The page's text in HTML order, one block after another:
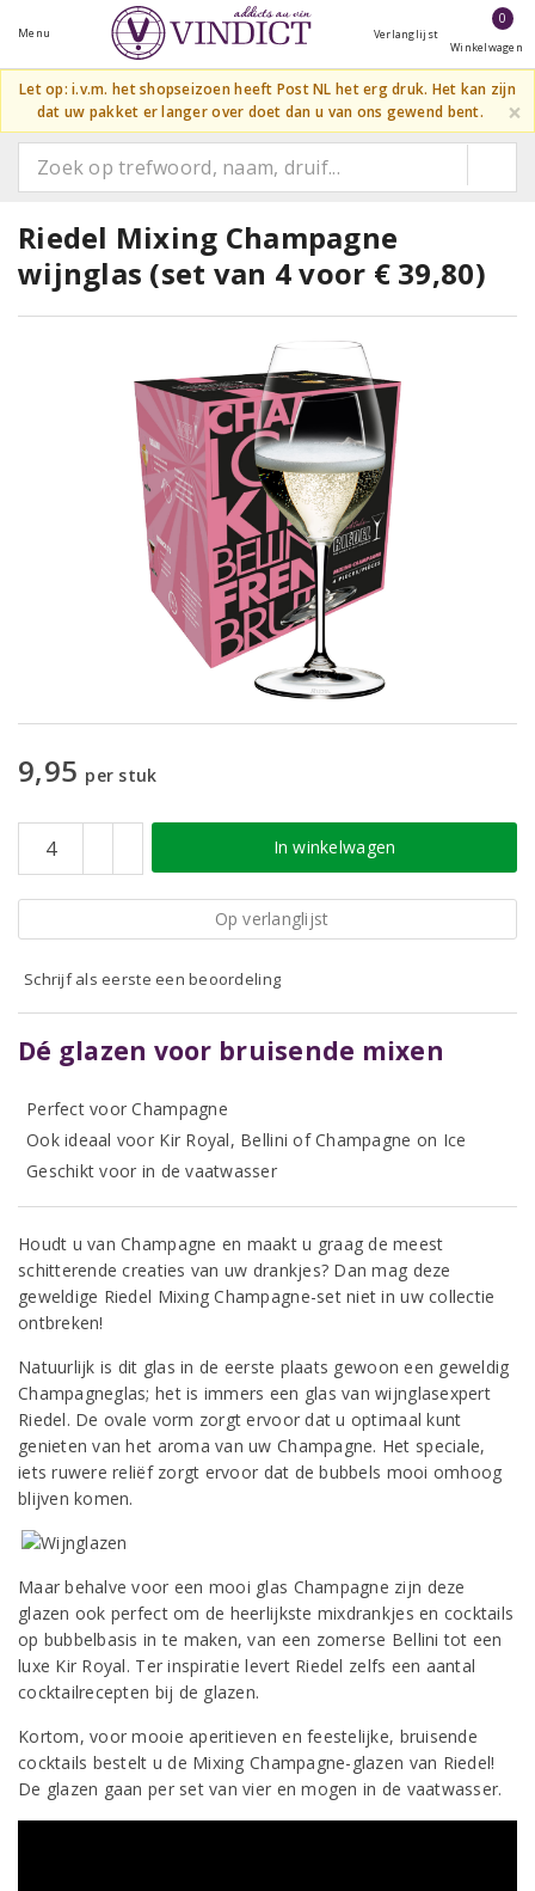
Menu Verlanglijst
0
Winkelwagen
Let op: i.v.m. het shopseizoen heeft Post NL het erg druk. Het kan zijn
dat uw pakket er langer over doet dan u van ons gewend bent.
×
Riedel Mixing Champagne
wijnglas (set van 4 voor € 39,80)
9,95 per stuk
In winkelwagen
Op verlanglijst
Schrijf als eerste een beoordeling
Dé glazen voor bruisende mixen
Perfect voor Champagne
Ook ideaal voor Kir Royal, Bellini of Champagne on Ice
Geschikt voor in de vaatwasser
Houdt u van Champagne en maakt u graag de meest
schitterende creaties van uw drankjes? Dan mag deze
geweldige Riedel Mixing Champagne-set niet in uw collectie
ontbreken!
Natuurlijk is dit glas in de eerste plaats gewoon een geweldig
Champagneglas; het is immers een glas van wijnglasexpert
Riedel. De ovale vorm zorgt ervoor dat u optimaal kunt
genieten van het aroma van uw Champagne. Het speciale,
iets ruwere reliëf zorgt ervoor dat de bubbels mooi omhoog
blijven komen.
Maar behalve voor een mooi glas Champagne zijn deze
glazen ook perfect om de heerlijkste mixdrankjes en cocktails
op bubbelbasis in te maken, van een zomerse Bellini tot een
luxe Kir Royal. Ter inspiratie levert Riedel zelfs een aantal
cocktailrecepten bij de glazen.
Kortom, voor mooie aperitieven en feestelijke, bruisende
cocktails bestelt u de Mixing Champagne-glazen van Riedel!
De glazen gaan per set van vier en mogen in de vaatwasser.